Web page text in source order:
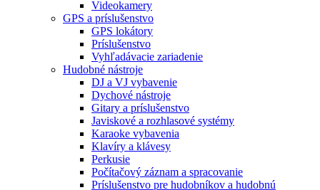
Videokamery
GPS a príslušenstvo
GPS lokátory
Príslušenstvo
Vyhľadávacie zariadenie
Hudobné nástroje
DJ a VJ vybavenie
Dychové nástroje
Gitary a príslušenstvo
Javiskové a rozhlasové systémy
Karaoke vybavenia
Klavíry a klávesy
Perkusie
Počítačový záznam a spracovanie
Príslušenstvo pre hudobníkov a hudobnú